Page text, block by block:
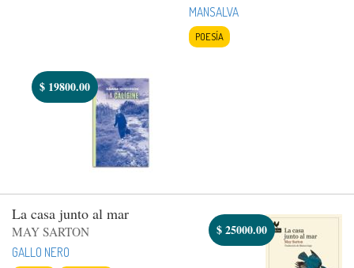
MANSALVA
POESÍA
$ 19800.00
La casa junto al mar
MAY SARTON
GALLO NERO
$25000.00